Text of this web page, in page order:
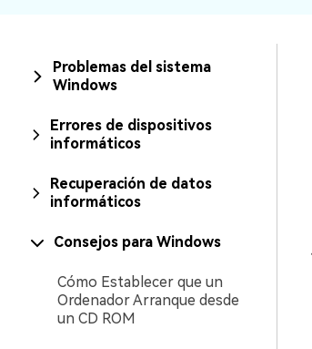
Recuperar Datos de NAS
Problemas del sistema
Windows
Errores de dispositivos
informáticos
Recuperación de datos
informáticos
Consejos para Windows
Cómo Establecer que un
Ordenador Arranque desde
un CD ROM